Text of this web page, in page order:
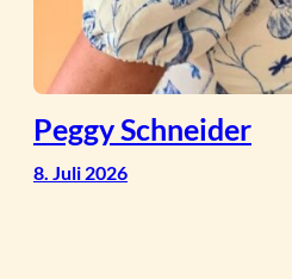
Peggy Schneider
8. Juli 2026